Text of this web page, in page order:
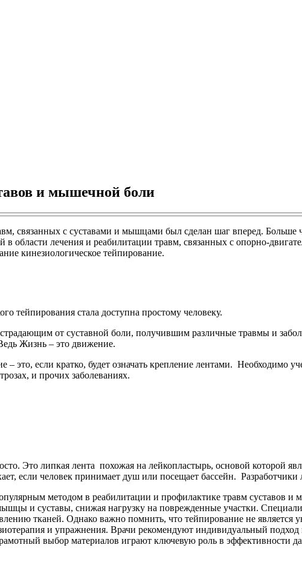
и мышечной боли
связанных с суставами и мышцами был сделан шаг вперед. Больше
в области лечения и реабилитации травм, связанных с опорно-
кинезиологическое тейпирование.
тейпирования стала доступна простому человеку.
от суставной боли, получившим различные травмы и
Жизнь – это движение.
– это, если кратко, будет означать крепление лентами. Необходимо
и прочих заболеваниях.
Это липкая лента похожая на лейкопластырь, основой которой
если человек принимает душ или посещает бассейн.
методом в реабилитации и профилактике травм суставов
и суставы, снижая нагрузку на поврежденные участки.
тканей. Однако важно помнить, что тейпирование не
и упражнения. Врачи рекомендуют индивидуальный подход
выбор материалов играют ключевую роль в эффективности